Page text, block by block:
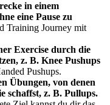
in einem
eine Pause zu
Training Journey mit
Exercise durch die
z. B. Knee Pushups
Pushups.
Übungen, von denen
schaffst, z. B. Pullups.